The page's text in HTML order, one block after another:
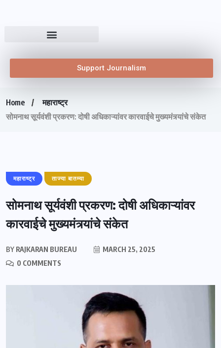
Support Journalism
Home
महाराष्ट्र
सोमनाथ सूर्यवंशी प्रकरण: दोषी अधिकाऱ्यांवर कारवाईचे मुख्यमंत्र्यांचे संकेत
महाराष्ट्र ताज्या बातम्या
सोमनाथ सूर्यवंशी प्रकरण: दोषी अधिकाऱ्यांवर
कारवाईचे मुख्यमंत्र्यांचे संकेत
BY RAJKARAN BUREAU
MARCH 25, 2025
0 COMMENTS